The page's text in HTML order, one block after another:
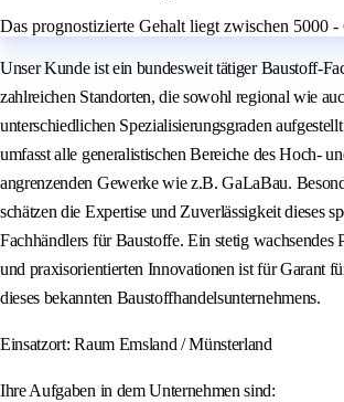
Das prognostizierte Gehalt liegt zwischen 5000
Unser Kunde ist ein bundesweit tätiger Baustoff-
zahlreichen Standorten, die sowohl regional wie
unterschiedlichen Spezialisierungsgraden
umfasst alle generalistischen Bereiche des Hoch-
angrenzenden Gewerke wie z.B. GaLaBau.
schätzen die Expertise und Zuverlässigkeit dieses
Fachhändlers für Baustoffe. Ein stetig wachsendes
und praxisorientierten Innovationen ist für Garant
dieses bekannten Baustoffhandelsunternehmens.
Einsatzort: Raum Emsland / Münsterland
Ihre Aufgaben in dem Unternehmen sind: